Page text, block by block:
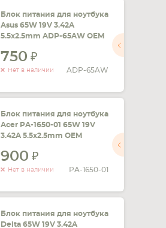
Блок питания для ноутбука
Asus 65W 19V 3.42A
5.5x2.5mm ADP-65AW OEM
750
Нет в наличии ADP-65AW
Блок питания для ноутбука
Acer PA-1650-01 65W 19V
3.42A 5.5x2.5mm OEM
900
Нет в наличии PA-1650-01
Блок питания для ноутбука
Delta 65W 19V 3.42A